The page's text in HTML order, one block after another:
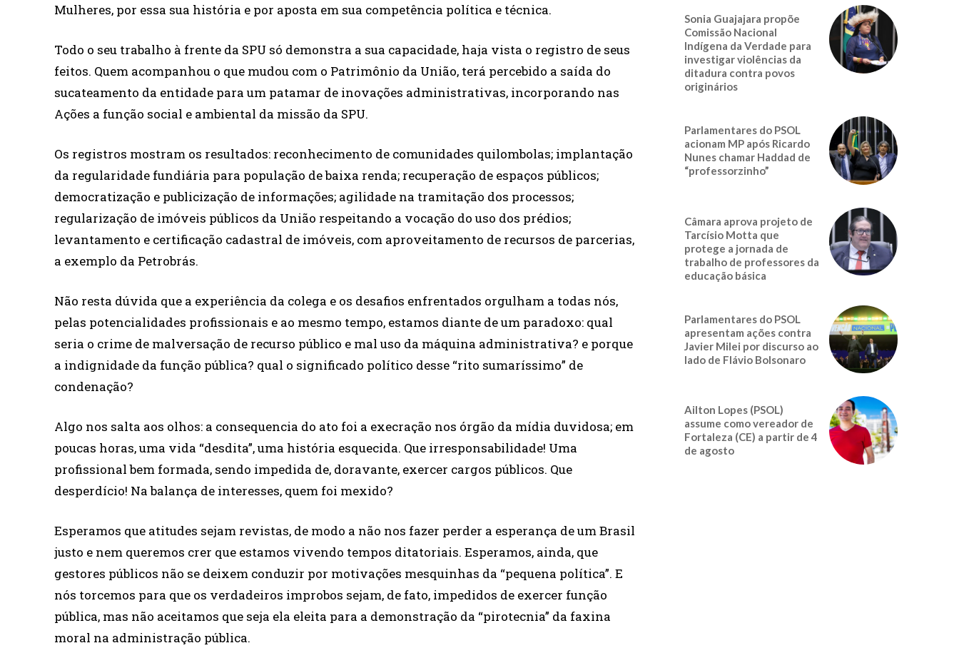
Mulheres, por essa sua história e por aposta em sua competência política e técnica.
Todo o seu trabalho à frente da SPU só demonstra a sua capacidade, haja vista o registro de seus
feitos. Quem acompanhou o que mudou com o Patrimônio da União, terá percebido a saída do
sucateamento da entidade para um patamar de inovações administrativas, incorporando nas
Ações a função social e ambiental da missão da SPU.
Os registros mostram os resultados: reconhecimento de comunidades quilombolas; implantação
da regularidade fundiária para população de baixa renda; recuperação de espaços públicos;
democratização e publicização de informações; agilidade na tramitação dos processos;
regularização de imóveis públicos da União respeitando a vocação do uso dos prédios;
levantamento e certificação cadastral de imóveis, com aproveitamento de recursos de parcerias,
a exemplo da Petrobrás.
Não resta dúvida que a experiência da colega e os desafios enfrentados orgulham a todas nós,
pelas potencialidades profissionais e ao mesmo tempo, estamos diante de um paradoxo: qual
seria o crime de malversação de recurso público e mal uso da máquina administrativa? e porque
a indignidade da função pública? qual o significado político desse “rito sumaríssimo” de
condenação?
Algo nos salta aos olhos: a consequencia do ato foi a execração nos órgão da mídia duvidosa; em
poucas horas, uma vida “desdita”, uma história esquecida. Que irresponsabilidade! Uma
profissional bem formada, sendo impedida de, doravante, exercer cargos públicos. Que
desperdício! Na balança de interesses, quem foi mexido?
Esperamos que atitudes sejam revistas, de modo a não nos fazer perder a esperança de um Brasil
justo e nem queremos crer que estamos vivendo tempos ditatoriais. Esperamos, ainda, que
gestores públicos não se deixem conduzir por motivações mesquinhas da “pequena política”. E
nós torcemos para que os verdadeiros improbos sejam, de fato, impedidos de exercer função
pública, mas não aceitamos que seja ela eleita para a demonstração da “pirotecnia” da faxina
moral na administração pública.
Sonia Guajajara propõe
Comissão Nacional
Indígena da Verdade para
investigar violências da
ditadura contra povos
originários
Parlamentares do PSOL
acionam MP após Ricardo
Nunes chamar Haddad de
“professorzinho”
Câmara aprova projeto de
Tarcísio Motta que
protege a jornada de
trabalho de professores da
educação básica
Parlamentares do PSOL
apresentam ações contra
Javier Milei por discurso ao
lado de Flávio Bolsonaro
Ailton Lopes (PSOL)
assume como vereador de
Fortaleza (CE) a partir de 4
de agosto